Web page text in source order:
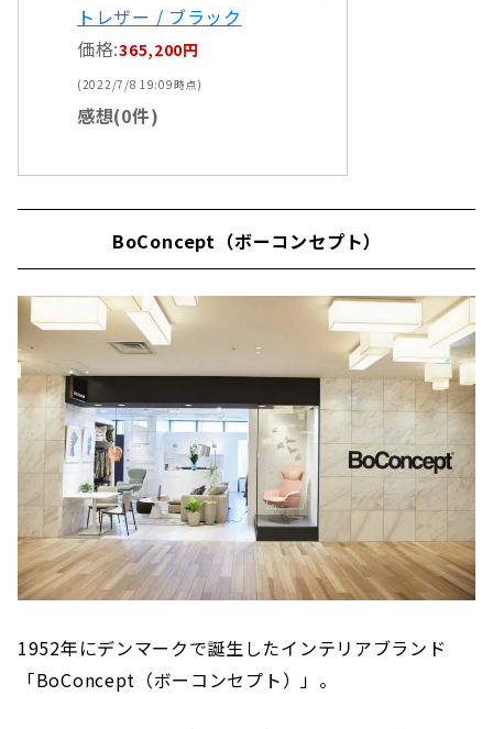
トレザー / ブラック
価格:365,200円
(2022/7/8 19:09時点)
感想(0件)
BoConcept（ボーコンセプト）
1952年にデンマークで誕生したインテリアブランド
「BoConcept（ボーコンセプト）」。